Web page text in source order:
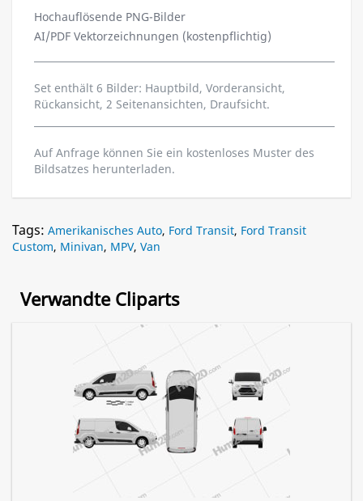
Hochauflösende PNG-Bilder
AI/PDF Vektorzeichnungen (kostenpflichtig)
Set enthält 6 Bilder: Hauptbild, Vorderansicht,
Rückansicht, 2 Seitenansichten, Draufsicht.
Auf Anfrage können Sie ein kostenloses Muster des
Bildsatzes herunterladen.
Tags: Amerikanisches Auto, Ford Transit, Ford Transit
Custom, Minivan, MPV, Van
Verwandte Cliparts